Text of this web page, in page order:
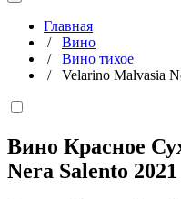
Главная
/ Вино
/ Вино тихое
/ Velarino Malvasia
Вино Красное
Nera Salento 2021